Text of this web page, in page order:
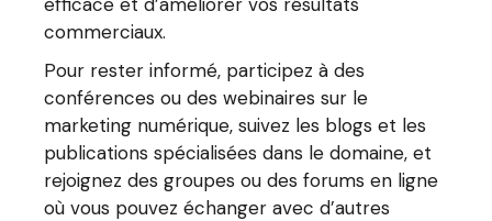
commerciaux.
Pour rester informé, participez à des
conférences ou des webinaires sur le
marketing numérique, suivez les blogs et les
publications spécialisées dans le domaine, et
rejoignez des groupes ou des forums en ligne
où vous pouvez échanger avec d’autres